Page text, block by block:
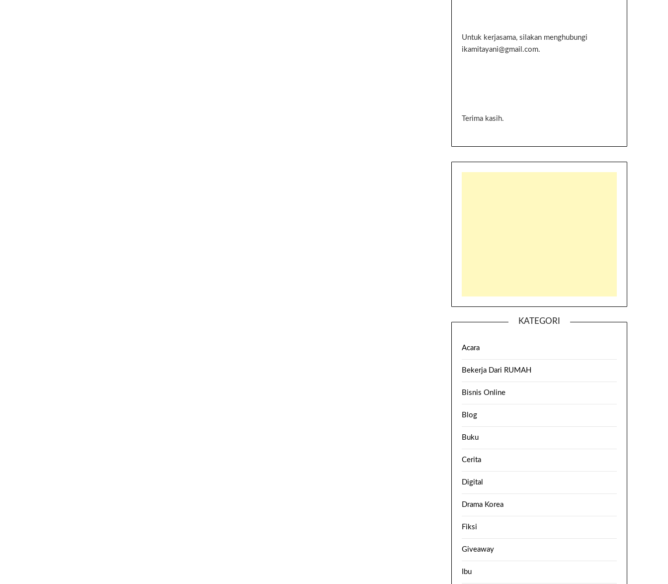
Untuk kerjasama, silakan menghubungi
ikamitayani@gmail.com.
Terima kasih.
KATEGORI
Acara
Bekerja Dari RUMAH
Bisnis Online
Blog
Buku
Cerita
Digital
Drama Korea
Fiksi
Giveaway
Ibu